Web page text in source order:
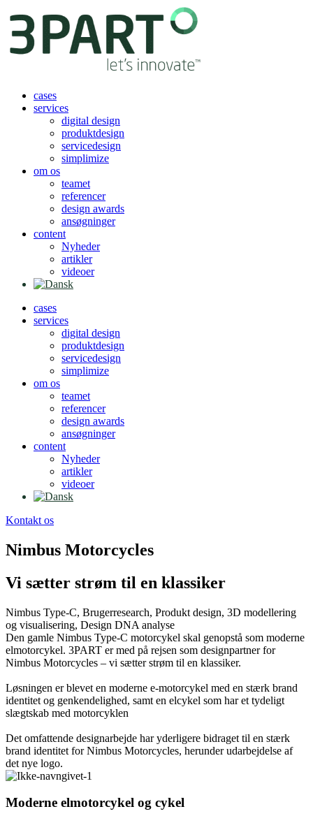
til
indhold
cases
services
digital design
produktdesign
servicedesign
simplimize
om os
teamet
referencer
design awards
ansøgninger
content
Nyheder
artikler
videoer
cases
services
digital design
produktdesign
servicedesign
simplimize
om os
teamet
referencer
design awards
ansøgninger
content
Nyheder
artikler
videoer
Kontakt os
Nimbus Motorcycles
Vi sætter strøm til en klassiker
Nimbus Type-C, Brugerresearch, Produkt design, 3D modellering
og visualisering, Design DNA analyse
Den gamle Nimbus Type-C motorcykel skal genopstå som moderne
elmotorcykel. 3PART er med på rejsen som designpartner for
Nimbus Motorcycles – vi sætter strøm til en klassiker.
Løsningen er blevet en moderne e-motorcykel med en stærk brand
identitet og genkendelighed, samt en elcykel som har et tydeligt
slægtskab med motorcyklen
Det omfattende designarbejde har yderligere bidraget til en stærk
brand identitet for Nimbus Motorcycles, herunder udarbejdelse af
det nye logo.
Moderne elmotorcykel og cykel